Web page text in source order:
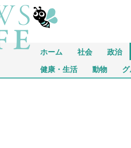
ホーム 社会 政治
健康・生活 動物 グ